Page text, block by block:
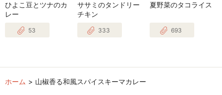
ひよこ豆とツナのカ
レー
53
ササミのタンドリー
チキン
333
夏野菜のタコライス
693
ホーム 山椒香る和風スパイスキーマカレー